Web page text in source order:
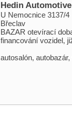
Hedin
U Nemocnice 3137/4
Břeclav
BAZAR otevírací
financování vozidel,
autosalón,